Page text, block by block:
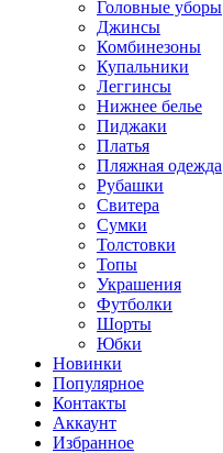
Головные уборы
Джинсы
Комбинезоны
Купальники
Леггинсы
Нижнее белье
Пиджаки
Платья
Пляжная одежда
Рубашки
Свитера
Сумки
Толстовки
Топы
Украшения
Футболки
Шорты
Юбки
Новинки
Популярное
Контакты
Аккаунт
Избранное